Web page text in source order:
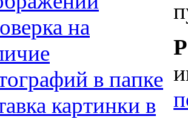
на
в папке
картинки в